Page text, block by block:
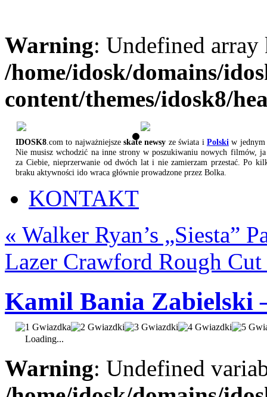
Warning: Undefined
/home/idosk/domains/
content/themes/idosk8/
IDOSK8 .com to najważniejszeskate newsy ze świata i Polski w jednym
Nie musisz wchodzić na inne strony w poszukiwaniu nowych filmów,
za Ciebie, nieprzerwanie od dwóch lat i nie zamierzam przestać. Po
braku aktywności ido wraca głównie prowadzone przez Bolka.
KONTAKT
« Walker Ryan’s „Siesta”
Lazer Crawford Rough
Kamil Bania Zabielski
Loading...
Warning: Undefined